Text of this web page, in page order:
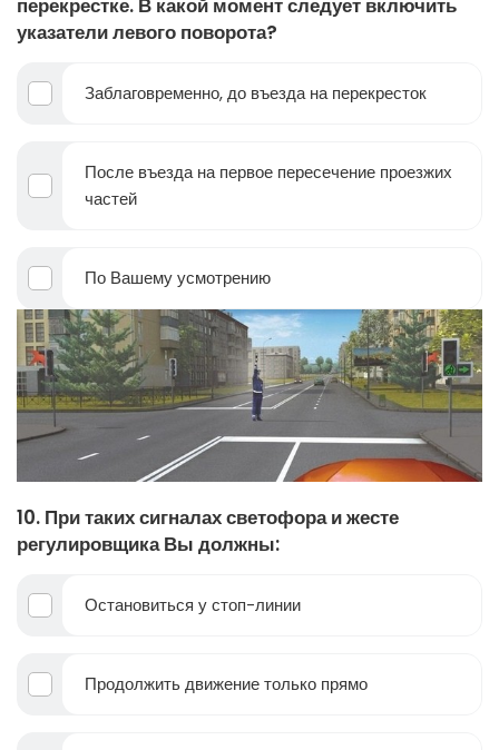
указатели левого поворота?
Заблаговременно, до въезда на перекресток
После въезда на первое пересечение проезжих
частей
По Вашему усмотрению
10. При таких сигналах светофора и жесте
регулировщика Вы должны:
Остановиться у стоп-линии
Продолжить движение только прямо